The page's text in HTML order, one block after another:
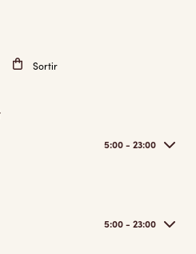
Sortir
5:00 - 23:00
5:00 - 23:00